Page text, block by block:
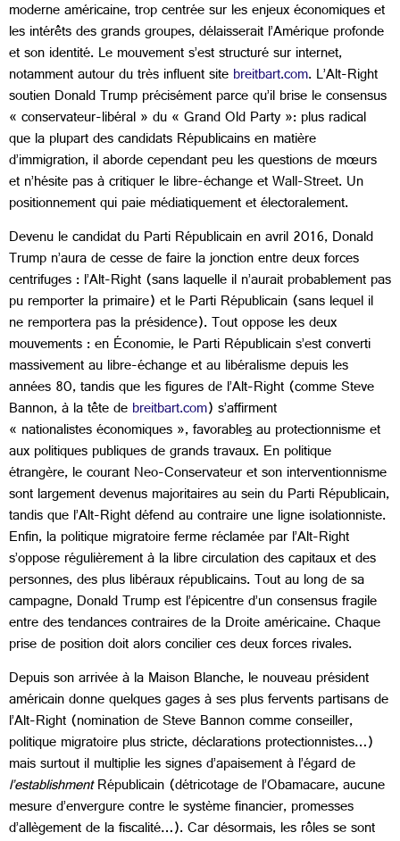
moderne américaine, trop centrée sur les enjeux économiques et
les intérêts des grands groupes, délaisserait l’Amérique profonde
et son identité. Le mouvement s’est structuré sur internet,
notamment autour du très influent sitebreitbart.com. L’Alt-Right
soutien Donald Trump précisément parce qu’il brise le consensus
« conservateur-libéral » du « Grand Old Party »: plus radical
que la plupart des candidats Républicains en matière
d’immigration, il aborde cependant peu les questions de mœurs
et n’hésite pas à critiquer le libre-échange et Wall-Street. Un
positionnement qui paie médiatiquement et électoralement.
Devenu le candidat du Parti Républicain en avril 2016, Donald
Trump n’aura de cesse de faire la jonction entre deux forces
centrifuges : l’Alt-Right (sans laquelle il n’aurait probablement pas
pu remporter la primaire) et le Parti Républicain (sans lequel il
ne remportera pas la présidence). Tout oppose les deux
mouvements : en Économie, le Parti Républicain s’est converti
massivement au libre-échange et au libéralisme depuis les
années 80, tandis que les figures de l’Alt-Right (comme Steve
Bannon, à la tête debreitbart.com) s’affirment
« nationalistes économiques », favorablesau protectionnisme et
aux politiques publiques de grands travaux. En politique
étrangère, le courant Neo-Conservateur et son interventionnisme
sont largement devenus majoritaires au sein du Parti Républicain,
tandis que l’Alt-Right défend au contraire une ligne isolationniste.
Enfin, la politique migratoire ferme réclamée par l’Alt-Right
s’oppose régulièrement à la libre circulation des capitaux et des
personnes, des plus libéraux républicains. Tout au long de sa
campagne, Donald Trump est l’épicentre d’un consensus fragile
entre des tendances contraires de la Droite américaine. Chaque
prise de position doit alors concilier ces deux forces rivales.
Depuis son arrivée à la Maison Blanche, le nouveau président
américain donne quelques gages à ses plus fervents partisans de
l’Alt-Right (nomination de Steve Bannon comme conseiller,
politique migratoire plus stricte, déclarations protectionnistes…)
mais surtout il multiplie les signes d’apaisement à l’égard de
l’establishmentRépublicain (détricotage de l’Obamacare, aucune
mesure d’envergure contre le système financier, promesses
d’allègement de la fiscalité…). Car désormais, les rôles se sont